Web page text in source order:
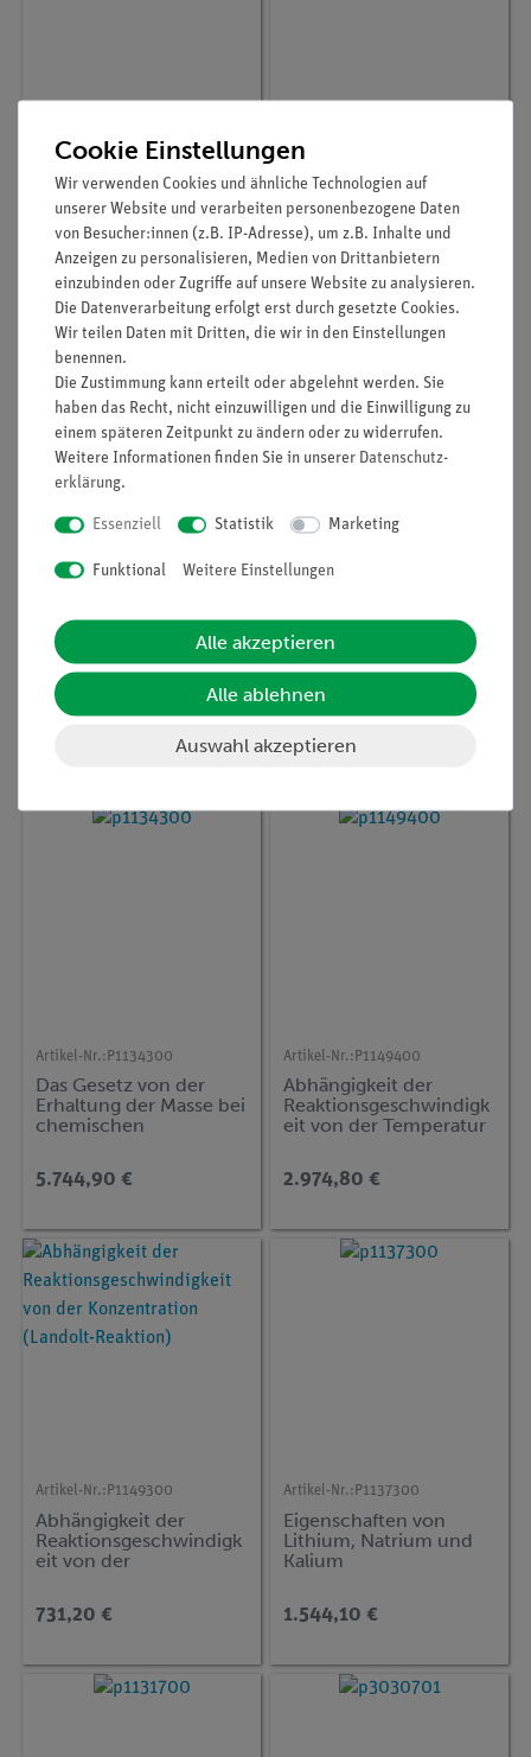
Artikel-Nr.:P7151801
Lösungsvorgang von
Feststoffen
143,70 €
Artikel-Nr.:P3031001
Komplexbildungsgleich
gewicht /
Gleichgewichtskonstan
te
610,90 €
Artikel-Nr.:P1135700
Osmose - Abhängigkeit
des osmotischen
Drucks von der
Konzentration
Artikel-Nr.:P1309462
Bestimmung der
molaren Massen von
Metallen
1.186,30 €
Artikel-Nr.: P1134300
Das Gesetz von der
Erhaltung der Masse bei
chemischen
5.744,90 €
Artikel-Nr.: P1149400
Abhängigkeit der
Reaktionsgeschwindigk
eit von der Temperatur
Magnesium - Reaktion)
2.974,80 €
Artikel-Nr.: P1149300
Abhängigkeit der
Reaktionsgeschwindigk
eit von der
731,20 €
Artikel-Nr.: P1137300
Eigenschaften von
Lithium, Natrium und
Kalium
1.544,10 €
Cookie Einstellungen
Wir verwenden Cookies und ähnliche Technologien auf
unserer Website und verarbeiten personenbezogene Daten
von Besucher:innen (z.B. IP-Adresse), um z.B. Inhalte und
Anzeigen zu personalisieren, Medien von Drittanbietern
einzubinden oder Zugriffe auf unsere Website zu analysieren.
Die Datenverarbeitung erfolgt erst durch gesetzte Cookies.
Wir teilen Daten mit Dritten, die wir in den Einstellungen
benennen.
Die Zustimmung kann erteilt oder abgelehnt werden. Sie
haben das Recht, nicht einzuwilligen und die Einwilligung zu
einem späteren Zeitpunkt zu ändern oder zu widerrufen.
Weitere Informationen finden Sie in unserer Daten­schutz­
erklärung.
Essenziell Statistik Marketing
Funktional Weitere Einstellungen
Alle akzeptieren
Alle ablehnen
Auswahl akzeptieren